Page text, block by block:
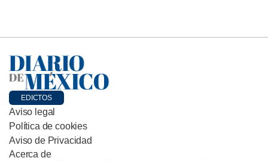
EDICTOS
Aviso legal
Política de cookies
Aviso de Privacidad
Acerca de